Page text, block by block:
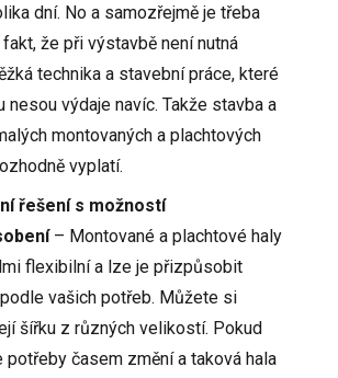
dní. No a samozřejmě je třeba
že při výstavbě není nutná
technika a stavební práce, které
nesou výdaje navíc. Takže stavba a
montovaných a plachtových
vyplatí.
řešení s možností
– Montované a plachtové haly
flexibilní a lze je přizpůsobit
vašich potřeb. Můžete si
šířku z různých velikostí. Pokud
potřeby časem změní a taková hala